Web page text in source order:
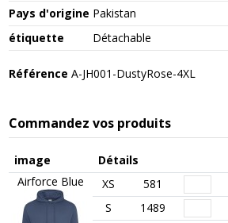
Pays d'origine Pakistan
étiquette
Détachable
Référence A-JH001-DustyRose-4XL
Commandez vos produits
image
Détails
Airforce Blue
XS 581
S
1489